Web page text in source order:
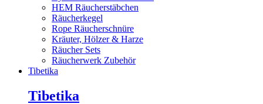
HEM Räucherstäbchen
Räucherkegel
Rope Räucherschnüre
Kräuter, Hölzer & Harze
Räucher Sets
Räucherwerk Zubehör
Tibetika
Tibetika